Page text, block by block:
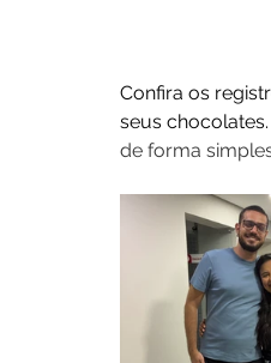
Confira os
seus chocolates.
de forma